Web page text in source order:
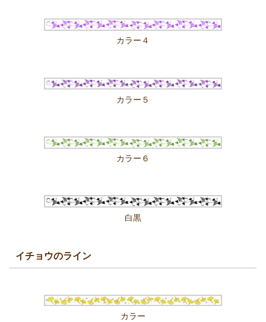
カラー４
カラー５
カラー６
白黒
イチョウのライン
カラー